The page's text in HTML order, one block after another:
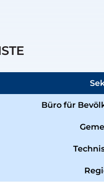
Büro für